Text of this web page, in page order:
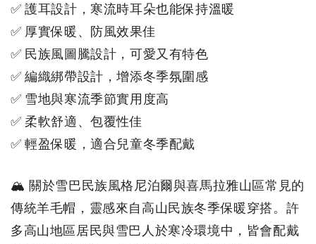
✅ 護耳設計，寒流時耳朵也能保持溫暖
✅ 厚實保暖、防風效果佳
✅ 民族風圖騰設計，可愛又有特色
✅ 編織綁帶設計，增添冬季氛圍感
✅ 雪地與寒流季節實用度高
✅ 柔軟舒適、包覆性佳
✅ 輕盈保暖，適合兒童冬季配戴
🏔 關於雪巴民族風格尼泊爾與喜馬拉雅山區常見的
傳統羊毛帽，靈感來自高山民族冬季保暖穿搭。許
多高山地區居民與雪巴人於寒冷環境中，皆會配戴